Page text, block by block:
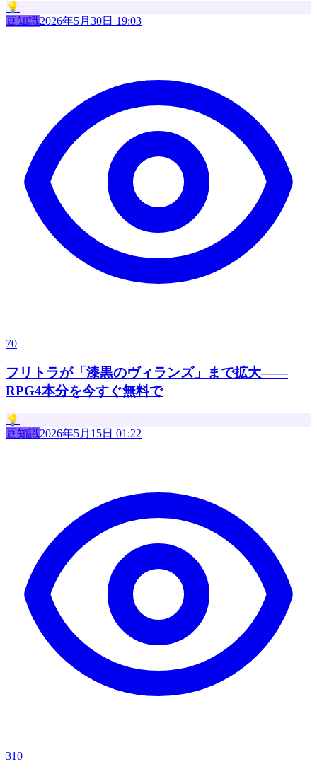
💡
豆知識2026年5月30日 19:03
70
フリトラが「漆黒のヴィランズ」まで拡大——
RPG4本分を今すぐ無料で
💡
豆知識2026年5月15日 01:22
310